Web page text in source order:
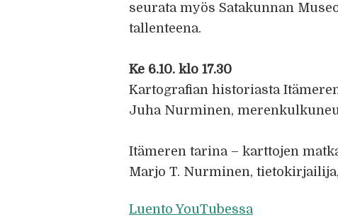
seurata myös Satakunnan
tallenteena.
Ke 6.10. klo 17.30
Kartografian historiasta
Juha Nurminen,
Itämeren tarina – karttojen
Marjo T. Nurminen,
Luento YouTubessa